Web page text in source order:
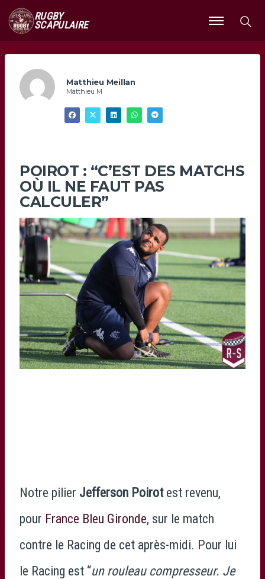
RUGBY
SCAPULAIRE
Ouvrir
le
Matthieu Meillan
Matthieu M
POIROT : “C’EST DES MATCHS
OÙ IL NE FAUT PAS
CALCULER”
Notre pilier Jefferson Poirotest revenu,
pour France Bleu Gironde, sur le match
contre le Racing de cet après-midi. Pour lui
le Racing est “un rouleau compresseur. Je